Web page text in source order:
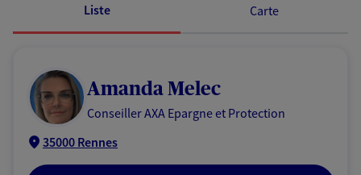
Liste Carte
Amanda Melec
Conseiller AXA Epargne et Protection
35000 Rennes